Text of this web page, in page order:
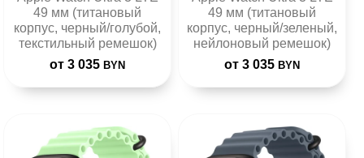
49 мм (титановый
корпус, черный/голубой,
текстильный ремешок)
от 3 035 BYN
49 мм (титановый
корпус, черный/зеленый,
нейлоновый ремешок)
от 3 035BYN